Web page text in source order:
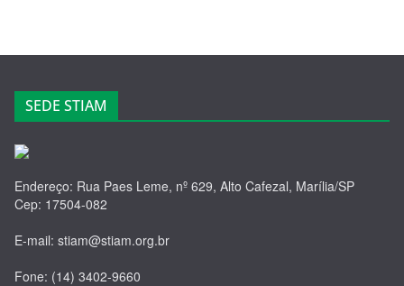
SEDE STIAM
Endereço: Rua Paes Leme, nº 629, Alto Cafezal, Marília/SP
Cep: 17504-082
E-mail: stiam@stiam.org.br
Fone: (14) 3402-9660